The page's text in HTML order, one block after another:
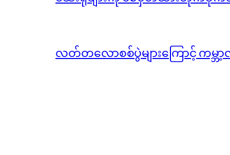
လတ်တလောစစ်ပွဲများကြောင့် ကမ္ဘ